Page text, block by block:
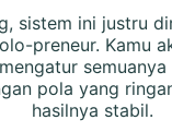
sistem ini justru
preneur. Kamu
semuanya
pola yang
hasilnya stabil.